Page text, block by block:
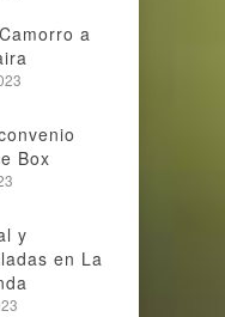
a
Box
y
en La